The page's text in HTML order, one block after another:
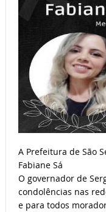
A Prefeitura de São
Fabiane Sá
O governador de
condolências nas
e para todos